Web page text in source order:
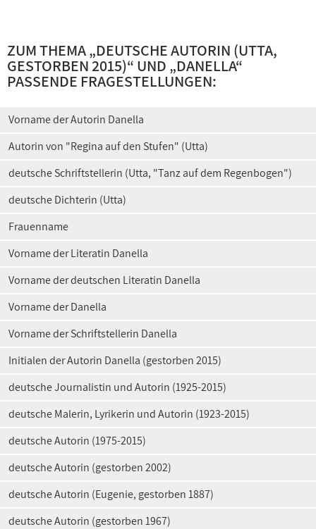
ZUM THEMA „DEUTSCHE AUTORIN (UTTA,
GESTORBEN 2015)“ UND „DANELLA“
PASSENDE FRAGESTELLUNGEN:
Vorname der Autorin Danella
Autorin von "Regina auf den Stufen" (Utta)
deutsche Schriftstellerin (Utta, "Tanz auf dem Regenbogen")
deutsche Dichterin (Utta)
Frauenname
Vorname der Literatin Danella
Vorname der deutschen Literatin Danella
Vorname der Danella
Vorname der Schriftstellerin Danella
Initialen der Autorin Danella (gestorben 2015)
deutsche Journalistin und Autorin (1925-2015)
deutsche Malerin, Lyrikerin und Autorin (1923-2015)
deutsche Autorin (1975-2015)
deutsche Autorin (gestorben 2002)
deutsche Autorin (Eugenie, gestorben 1887)
deutsche Autorin (gestorben 1967)